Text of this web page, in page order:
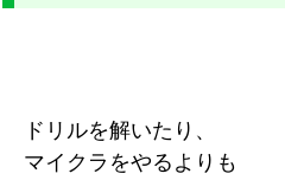
ドリルを解いたり、
マイクラをやるよりも